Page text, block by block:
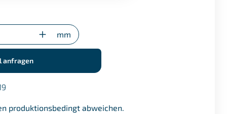
(nur bei Sonderzuschnitten)
mm
anfragen
produktionsbedingt abweichen.